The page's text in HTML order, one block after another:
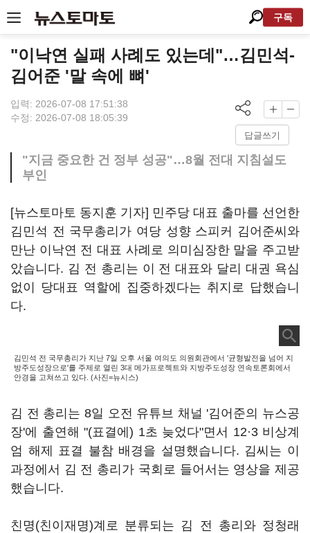
구독
"이낙연 실패 사례도 있는데"…김민석-
김어준 '말 속에 뼈'
입력: 2026-07-08 17:51:38
수정: 2026-07-08 18:05:39
답글쓰기
"지금 중요한 건 정부 성공"…8월 전대 지침설도
부인
[뉴스토마토 동지훈 기자] 민주당 대표 출마를 선언한
김민석 전 국무총리가 여당 성향 스피커 김어준씨와
만난 이낙연 전 대표 사례로 의미심장한 말을 주고받
았습니다. 김 전 총리는 이 전 대표와 달리 대권 욕심
없이 당대표 역할에 집중하겠다는 취지로 답했습니
다.
김민석 전 국무총리가 지난 7일 오후 서울 여의도 의원회관에서 '균형발전을 넘어 지
방주도성장으로'를 주제로 열린 3대 메가프로젝트와 지방주도성장 연속토론회에서
안경을 고쳐쓰고 있다. (사진=뉴시스)
김 전 총리는 8일 오전 유튜브 채널 '김어준의 뉴스공
장'에 출연해 "(표결에) 1초 늦었다"면서 12·3 비상계
엄 해제 표결 불참 배경을 설명했습니다. 김씨는 이
과정에서 김 전 총리가 국회로 들어서는 영상을 제공
했습니다.
친명(친이재명)계로 분류되는 김 전 총리와 정청래